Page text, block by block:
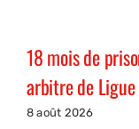
18 mois de
arbitre de Ligue
8 août 2026